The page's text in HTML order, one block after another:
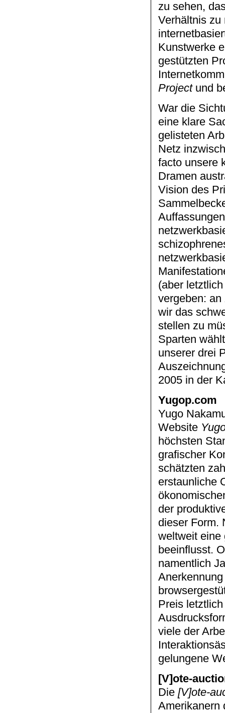
zu sehen,
Verhältnis zu
Kunstwerke
gestützten
Project und
War die
eine klare
gelisteten
Netz
facto unsere
Dramen
Vision des
(aber
vergeben: an
wir das
stellen zu
Sparten
unserer drei
2005 in der
Yugop.com
Yugo
Website
höchsten
grafischer
schätzten
erstaunliche
der
dieser Form.
weltweit eine
beeinflusst.
namentlich
Preis
viele der
gelungene
[V]ote-
Die [V]ote-
Amerikanern